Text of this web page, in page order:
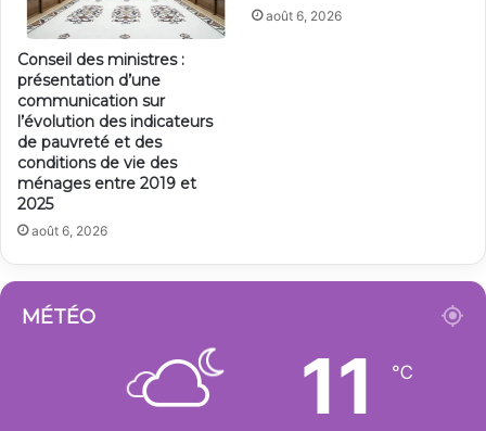
Conseil des ministres :
présentation d’une
communication sur
l’évolution des indicateurs
de pauvreté et des
conditions de vie des
ménages entre 2019 et
2025
août 6, 2026
août 6, 2026
MÉTÉO
11 ℃